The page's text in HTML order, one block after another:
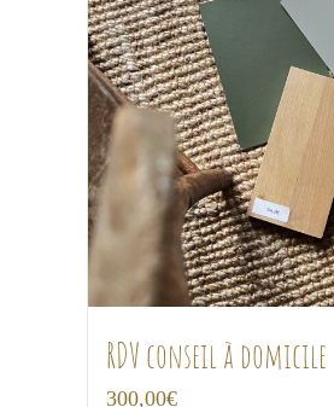
RDV conseil à domicile
300,00€